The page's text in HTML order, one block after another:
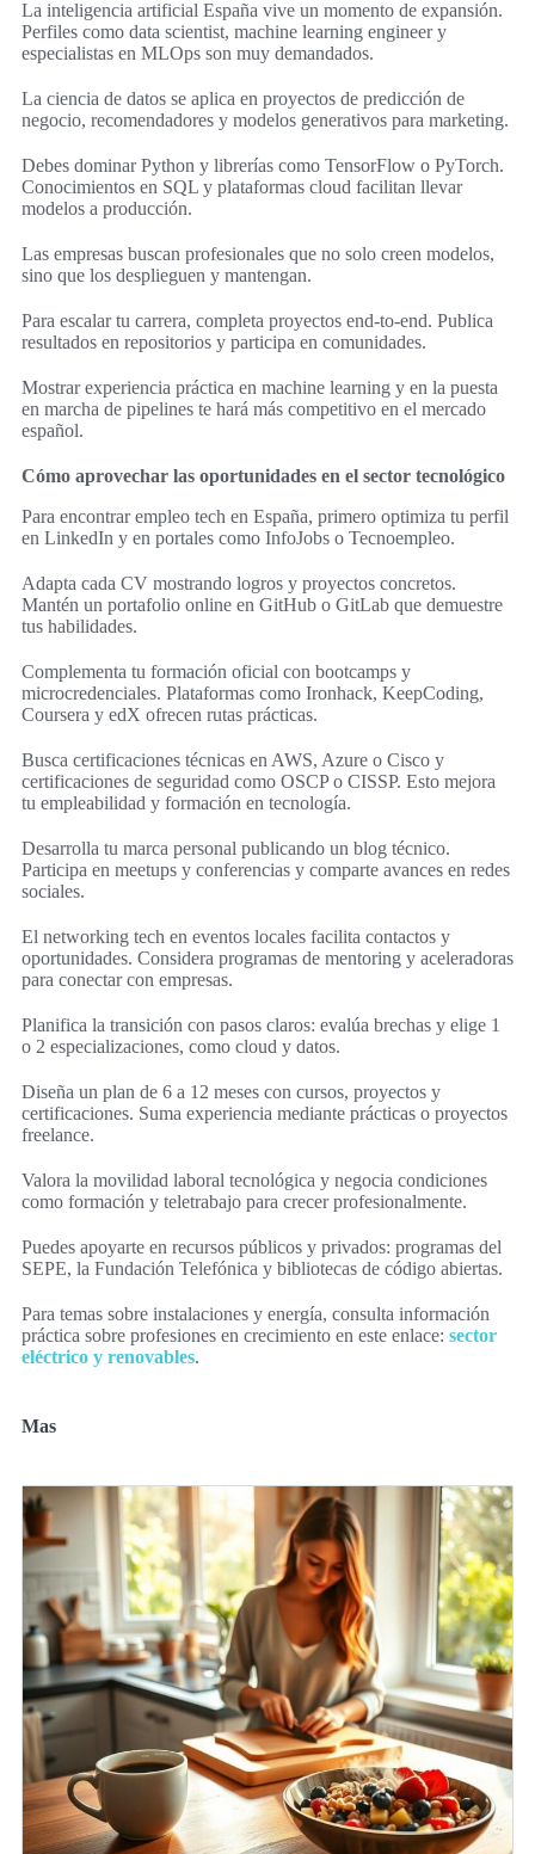
La inteligencia artificial España vive un momento de expansión.
Perfiles como data scientist, machine learning engineer y
especialistas en MLOps son muy demandados.
La ciencia de datos se aplica en proyectos de predicción de
negocio, recomendadores y modelos generativos para marketing.
Debes dominar Python y librerías como TensorFlow o PyTorch.
Conocimientos en SQL y plataformas cloud facilitan llevar
modelos a producción.
Las empresas buscan profesionales que no solo creen modelos,
sino que los desplieguen y mantengan.
Para escalar tu carrera, completa proyectos end-to-end. Publica
resultados en repositorios y participa en comunidades.
Mostrar experiencia práctica en machine learning y en la puesta
en marcha de pipelines te hará más competitivo en el mercado
español.
Cómo aprovechar las oportunidades en el sector tecnológico
Para encontrar empleo tech en España, primero optimiza tu perfil
en LinkedIn y en portales como InfoJobs o Tecnoempleo.
Adapta cada CV mostrando logros y proyectos concretos.
Mantén un portafolio online en GitHub o GitLab que demuestre
tus habilidades.
Complementa tu formación oficial con bootcamps y
microcredenciales. Plataformas como Ironhack, KeepCoding,
Coursera y edX ofrecen rutas prácticas.
Busca certificaciones técnicas en AWS, Azure o Cisco y
certificaciones de seguridad como OSCP o CISSP. Esto mejora
tu empleabilidad y formación en tecnología.
Desarrolla tu marca personal publicando un blog técnico.
Participa en meetups y conferencias y comparte avances en redes
sociales.
El networking tech en eventos locales facilita contactos y
oportunidades. Considera programas de mentoring y aceleradoras
para conectar con empresas.
Planifica la transición con pasos claros: evalúa brechas y elige 1
o 2 especializaciones, como cloud y datos.
Diseña un plan de 6 a 12 meses con cursos, proyectos y
certificaciones. Suma experiencia mediante prácticas o proyectos
freelance.
Valora la movilidad laboral tecnológica y negocia condiciones
como formación y teletrabajo para crecer profesionalmente.
Puedes apoyarte en recursos públicos y privados: programas del
SEPE, la Fundación Telefónica y bibliotecas de código abiertas.
Para temas sobre instalaciones y energía, consulta información
práctica sobre profesiones en crecimiento en este enlace: sector
eléctrico y renovables.
Mas